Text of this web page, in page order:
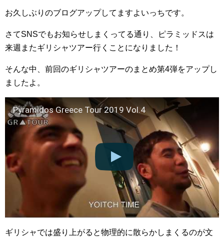
お久しぶりのブログアップしてますよいっちです。
さてSNSでもお知らせしまくってる通り、ピラミッドスは
来週またギリシャツアー行くことになりました！
そんな中、前回のギリシャツアーのまとめ第4弾をアップし
ましたよ。
Pyramidos Greece Tour 2019 Vol.4
ギリシャでは盛り上がると物理的に散らかしまくるのが文